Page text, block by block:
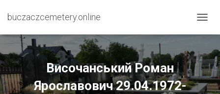
buczaczcemetery.online
Е
Е
М
К
Н
У
Височанський Роман
Ярославович 29.04.1972-